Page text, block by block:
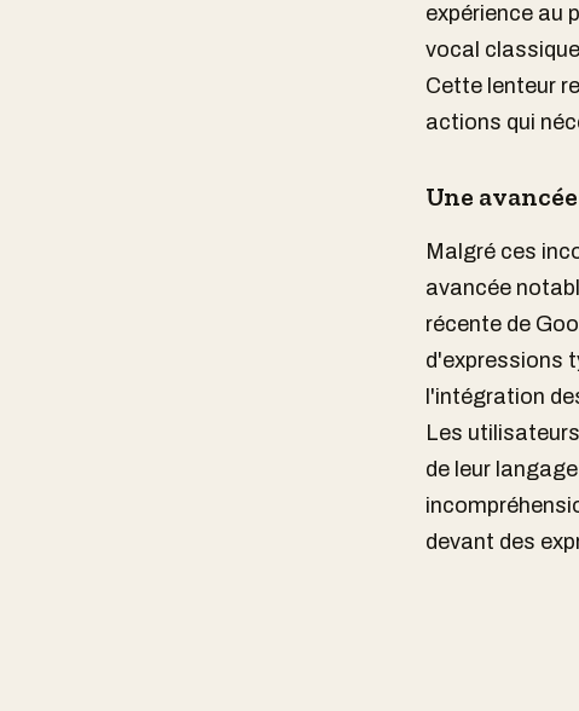
expérience au
vocal
Cette lenteur
actions qui
Une
Malgré ces
avancée
récente de
d'expressions
l'intégration
Les
de leur
devant des